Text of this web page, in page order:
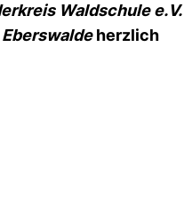
Waldschule e.V.
herzlich